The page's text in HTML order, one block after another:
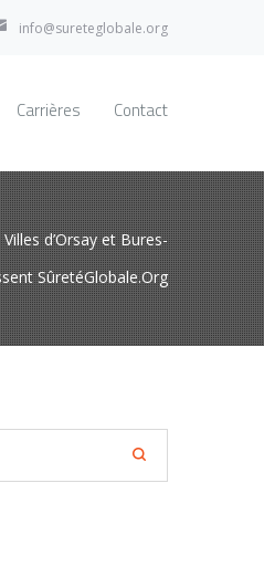
info@sureteglobale.org
Carrières Contact
d’Orsay et Bures-
SûretéGlobale.Org